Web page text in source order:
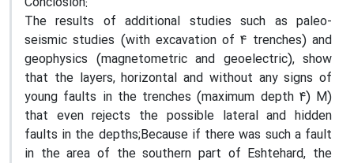
The results of additional studies such as paleo-
seismic studies (with excavation of 4 trenches) and
geophysics (magnetometric and geoelectric), show
that the layers, horizontal and without any signs of
young faults in the trenches (maximum depth 4) M)
that even rejects the possible lateral and hidden
faults in the depths;Because if there was such a fault
in the area of ​​the southern part of Eshtehard, the